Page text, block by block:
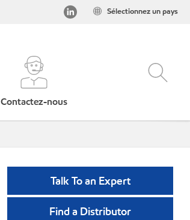
Sélectionnez un pays
Contactez-nous
Talk To an Expert
Find a Distributor